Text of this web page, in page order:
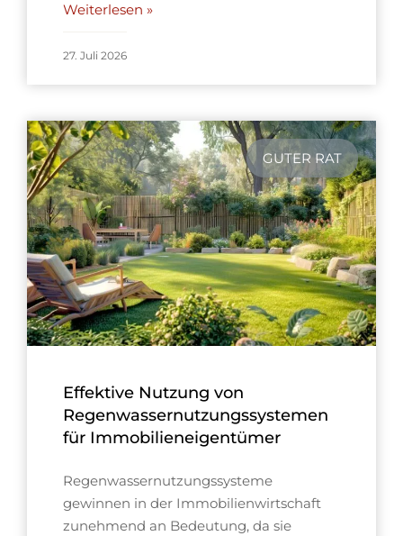
Weiterlesen »
27. Juli 2026
GUTER RAT
Effektive Nutzung von
Regenwassernutzungssystemen
für Immobilieneigentümer
Regenwassernutzungssysteme
gewinnen in der Immobilienwirtschaft
zunehmend an Bedeutung, da sie